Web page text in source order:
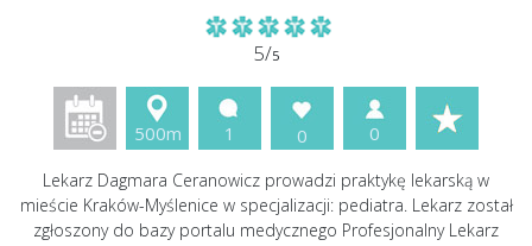
5/5
500m 1 0 0
Lekarz Dagmara Ceranowicz prowadzi praktykę lekarską w
mieście Kraków-Myślenice w specjalizacji: pediatra. Lekarz został
zgłoszony do bazy portalu medycznego Profesjonalny Lekarz